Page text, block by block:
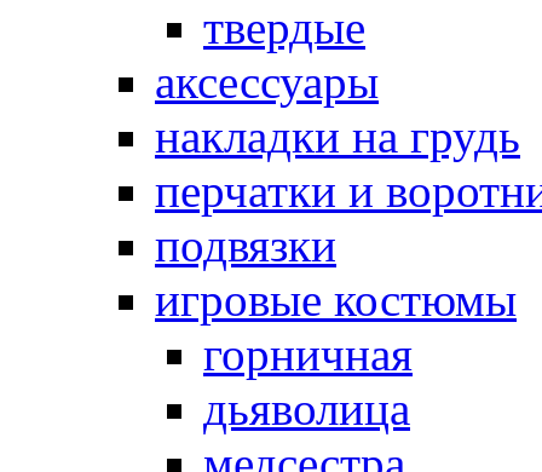
твердые
аксессуары
накладки на грудь
перчатки и
подвязки
игровые костюмы
горничная
дьяволица